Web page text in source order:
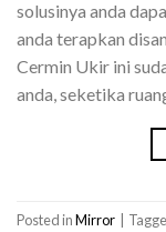
solusinya anda
anda terapkan
Cermin Ukir ini
anda, seketika
Posted inMirror